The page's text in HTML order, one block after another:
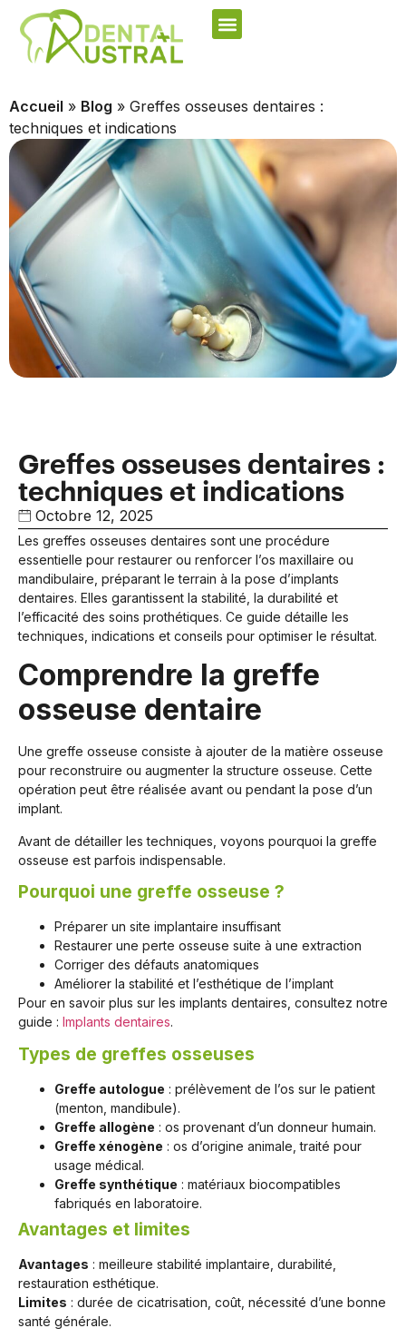
Accueil » Blog » Greffes osseuses dentaires :
techniques et indications
Greffes osseuses dentaires :
techniques et indications
Octobre 12, 2025
Les greffes osseuses dentaires sont une procédure
essentielle pour restaurer ou renforcer l’os maxillaire ou
mandibulaire, préparant le terrain à la pose d’implants
dentaires. Elles garantissent la stabilité, la durabilité et
l’efficacité des soins prothétiques. Ce guide détaille les
techniques, indications et conseils pour optimiser le résultat.
Comprendre la greffe
osseuse dentaire
Une greffe osseuse consiste à ajouter de la matière osseuse
pour reconstruire ou augmenter la structure osseuse. Cette
opération peut être réalisée avant ou pendant la pose d’un
implant.
Avant de détailler les techniques, voyons pourquoi la greffe
osseuse est parfois indispensable.
Pourquoi une greffe osseuse ?
Préparer un site implantaire insuffisant
Restaurer une perte osseuse suite à une extraction
Corriger des défauts anatomiques
Améliorer la stabilité et l’esthétique de l’implant
Pour en savoir plus sur les implants dentaires, consultez notre
guide : Implants dentaires.
Types de greffes osseuses
Greffe autologue : prélèvement de l’os sur le patient
(menton, mandibule).
Greffe allogène : os provenant d’un donneur humain.
Greffe xénogène : os d’origine animale, traité pour
usage médical.
Greffe synthétique : matériaux biocompatibles
fabriqués en laboratoire.
Avantages et limites
Avantages : meilleure stabilité implantaire, durabilité,
restauration esthétique.
Limites : durée de cicatrisation, coût, nécessité d’une bonne
santé générale.